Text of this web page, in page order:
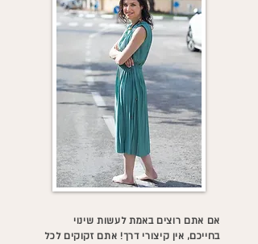
אם אתם רוצים באמת לעשות שינוי
בחייכם, אין קיצורי דרך! אתם זקוקים לכל